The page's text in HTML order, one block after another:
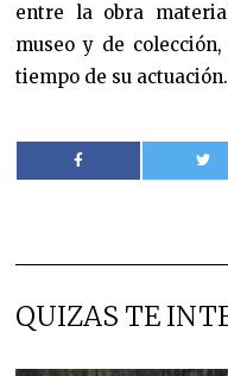
entre la obra
museo y de
tiempo de su
QUIZAS TE